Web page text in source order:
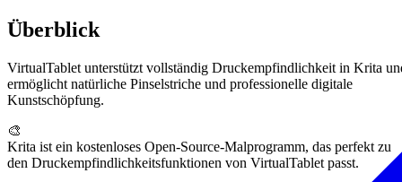
Überblick
VirtualTablet unterstützt vollständig Druckempfindlichkeit in Krita
ermöglicht natürliche Pinselstriche und professionelle digitale
Kunstschöpfung.
🎨
Krita ist ein kostenloses Open-Source-Malprogramm, das perfekt zu
den Druckempfindlichkeitsfunktionen von VirtualTablet passt.